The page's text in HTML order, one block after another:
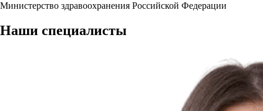
Министерство здравоохранения Российской Федерации
Наши специалисты